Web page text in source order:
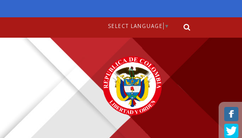
SELECT LANGUAGE ▼